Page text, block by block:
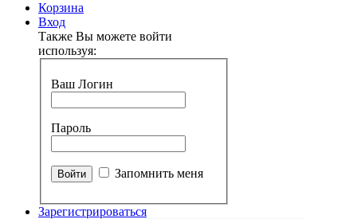
Корзина
Вход
Также Вы можете войти
используя:
Ваш Логин
Пароль
Запомнить меня
Зарегистрироваться